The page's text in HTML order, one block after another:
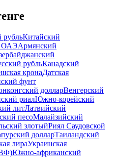
рубльКитайский
ОАЭАрмянский
рубльКанадский
кронаДатская
фунт
долларВенгерский
риалЮжно-корейский
литЛатвийский
песоМалайзийский
злотыйРиял Саудовской
долларТаиландский
лираУкраинская
Южно-африканский